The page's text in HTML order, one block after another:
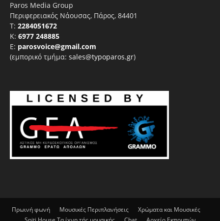
Paros Media Group
Περιφερειακός Νάουσας, Πάρος, 84401
T: 2284051672
Κ: 6977 248885
E: parosvoice@gmail.com
(εμπορικό τμήμα: sales@typoparos.gr)
Πρωινή φωνή Μουσικές Περιπλανήσεις
Χρώματα και Μουσικές